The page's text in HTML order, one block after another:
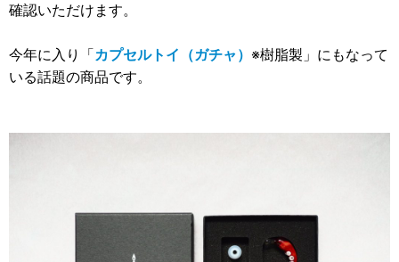
確認いただけます。
今年に入り「カプセルトイ（ガチャ） ※樹脂製」にもなって
いる話題の商品です。